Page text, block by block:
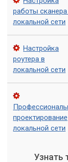
Настройка
сети.
работы
локальной сети
Настройка
роутера в
локальной сети
проектирование
локальной сети
Узнать